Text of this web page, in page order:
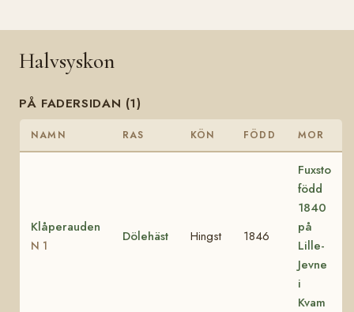
Halvsyskon
PÅ FADERSIDAN (1)
NAMN RAS KÖN FÖDD MOR
Klåperauden
N 1
Dölehäst Hingst 1846
Fuxsto
född
1840
på
Lille-
Jevne
i
Kvam